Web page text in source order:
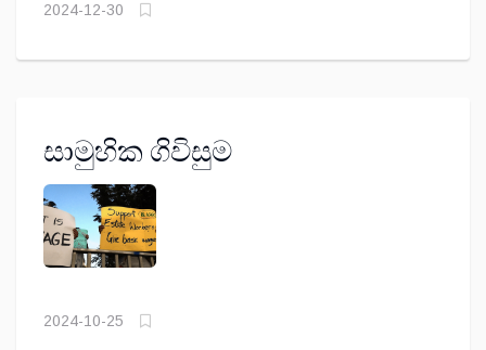
2024-12-30
සාමුහික ගිවිසුම
2024-10-25